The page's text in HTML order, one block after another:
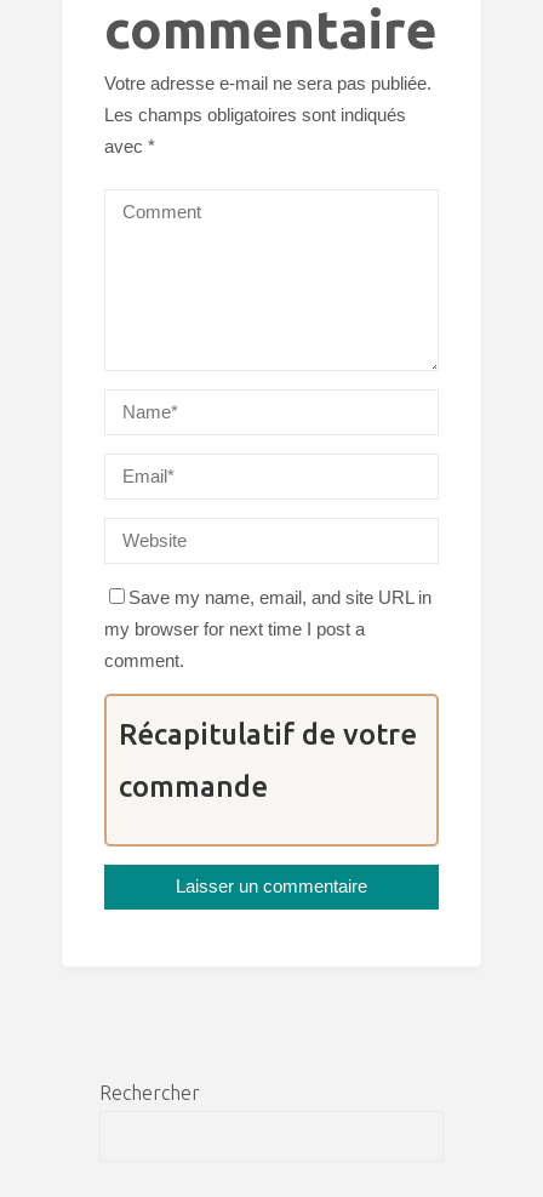
commentaire
Votre adresse e-mail ne sera pas publiée.
Les champs obligatoires sont indiqués
avec *
Save my name, email, and site URL in
my browser for next time I post a
comment.
Récapitulatif de votre
commande
Rechercher